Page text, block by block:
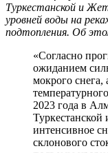
Туркестанской и
уровней воды на
подтопления. Об
«Согласно
ожиданием
мокрого
2023 года в
интенсивное
склонового